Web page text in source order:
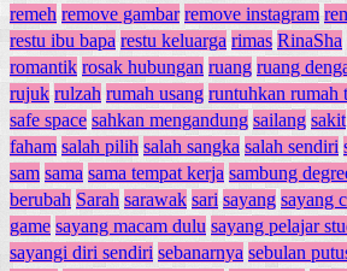
remeh remove gambar remove instagram
restu ibu bapa restu keluarga rimas RinaSha
romantik rosak hubungan ruang ruang
rujuk rulzah rumah usang runtuhkan rumah
safe space sahkan mengandung sailang sakit
faham salah pilih salah sangka salah sendiri
sam sama sama tempat kerja sambung
berubah Sarah sarawak sari sayang sayang
game sayang macam dulu sayang pelajar
sayangi diri sendiri sebanarnya sebulan